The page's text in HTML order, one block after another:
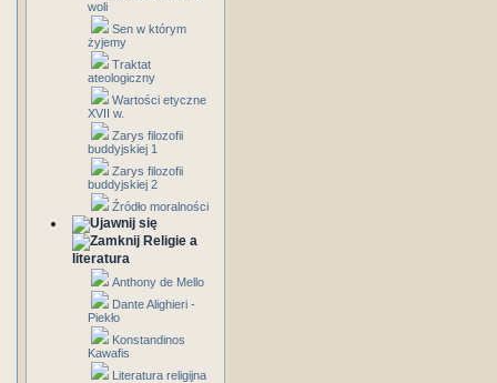
woli
Sen w którym
żyjemy
Traktat
ateologiczny
Wartości etyczne
XVII w.
Zarys filozofii
buddyjskiej 1
Zarys filozofii
buddyjskiej 2
Źródło moralności
Religie a
literatura
Anthony de Mello
Dante Alighieri -
Piekło
Konstandinos
Kawafis
Literatura religijna